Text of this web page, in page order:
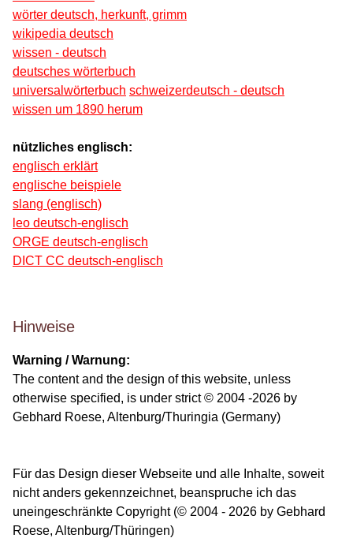
wörter deutsch, herkunft, grimm
wikipedia deutsch
wissen - deutsch
deutsches wörterbuch
universalwörterbuch schweizerdeutsch - deutsch
wissen um 1890 herum
nützliches englisch:
englisch erklärt
englische beispiele
slang (englisch)
leo deutsch-englisch
ORGE deutsch-englisch
DICT CC deutsch-englisch
Hinweise
Warning / Warnung:
The content and the design of this website, unless
otherwise specified, is under strict © 2004 -2026 by
Gebhard Roese, Altenburg/Thuringia (Germany)
Für das Design dieser Webseite und alle Inhalte, soweit
nicht anders gekennzeichnet, beanspruche ich das
uneingeschränkte Copyright (© 2004 - 2026 by Gebhard
Roese, Altenburg/Thüringen)